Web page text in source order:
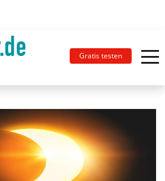
Gratis testen